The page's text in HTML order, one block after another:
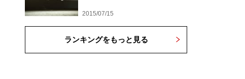
2015/07/15
ランキングをもっと見る